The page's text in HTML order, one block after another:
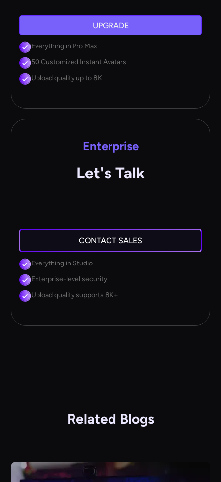
UPGRADE
Everything in Pro Max
50 Customized Instant Avatars
Upload quality up to 8K
Enterprise
Let's Talk
CONTACT SALES
Everything in Studio
Enterprise-level security
Upload quality supports 8K+
Related Blogs